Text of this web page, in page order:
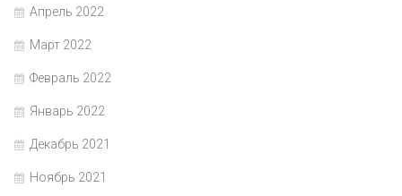
Апрель 2022
Март 2022
Февраль 2022
Январь 2022
Декабрь 2021
Ноябрь 2021